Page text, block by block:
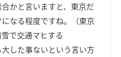
かと言いますと、東京だ
なる程度ですね。（東京
で交通マヒする
した事ないという言い方